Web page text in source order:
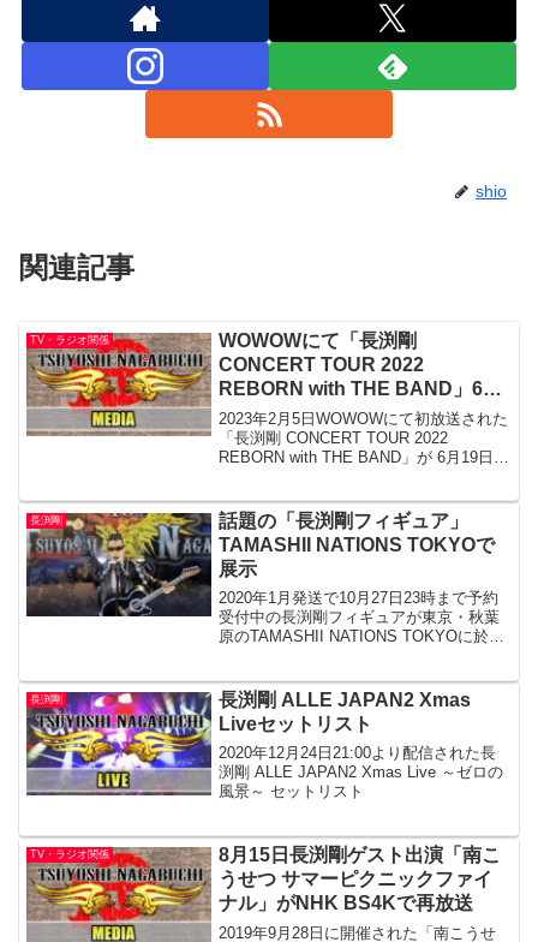
shio
関連記事
TV・ラジオ関係
WOWOWにて「長渕剛
CONCERT TOUR 2022
REBORN with THE BAND」6月
19日リピート放送
2023年2月5日WOWOWにて初放送された
「長渕剛 CONCERT TOUR 2022
REBORN with THE BAND」が 6月19日
長渕剛
話題の「長渕剛フィギュア」
TAMASHII NATIONS TOKYOで
展示
2020年1月発送で10月27日23時まで予約
受付中の長渕剛フィギュアが東京・秋葉
原のTAMASHII NATIONS TOKYOに於い
渕剛のリアルフィギ...
長渕剛
長渕剛 ALLE JAPAN2 Xmas
Liveセットリスト
2020年12月24日21:00より配信された長
渕剛 ALLE JAPAN2 Xmas Live ～ゼロの
風景～ セットリスト
TV・ラジオ関係
8月15日長渕剛ゲスト出演「南こ
うせつ サマーピクニックファイ
ナル」がNHK BS4Kで再放送
2019年9月28日に開催された「南こうせ